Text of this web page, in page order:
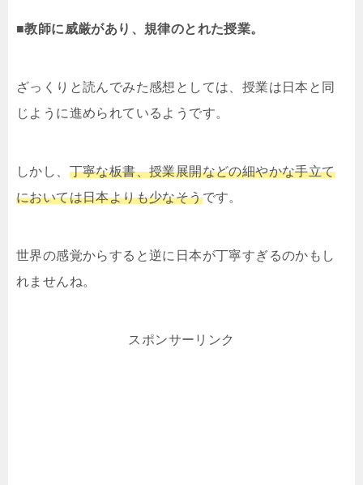
■教師に威厳があり、規律のとれた授業。
ざっくりと読んでみた感想としては、授業は日本と同
じように進められているようです。
しかし、 丁寧な板書、授業展開などの細やかな手立て
においては日本よりも少なそうです。
世界の感覚からすると逆に日本が丁寧すぎるのかもし
れませんね。
スポンサーリンク